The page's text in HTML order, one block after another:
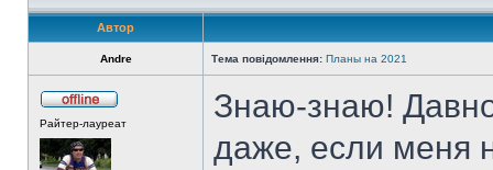
Автор
Andre Тема повідомлення: Планы на 2021
Райтер-лауреат
Знаю-знаю!
даже, если меня